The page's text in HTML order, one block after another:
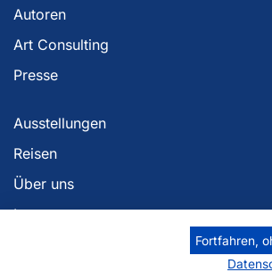
Autoren
Art Consulting
Presse
Ausstellungen
Reisen
Über uns
Impressum
Fortfahren,